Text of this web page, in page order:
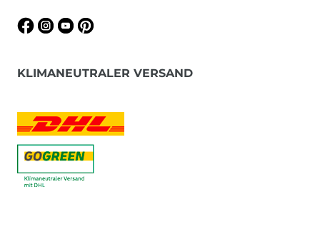
KLIMANEUTRALER VERSAND